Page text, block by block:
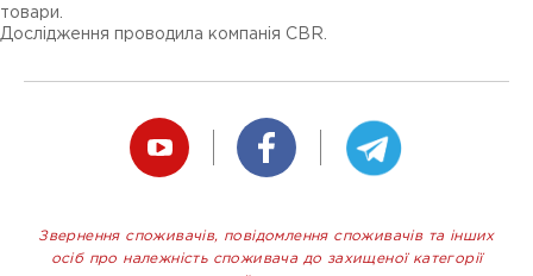
товари.
Дослідження проводила компанія CBR.
Звернення споживачів, повідомлення споживачів та інших
осіб про належність споживача до захищеної категорії